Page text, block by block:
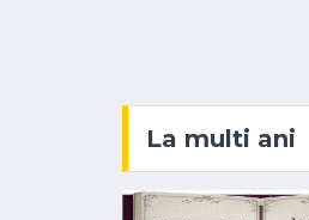
La multi ani